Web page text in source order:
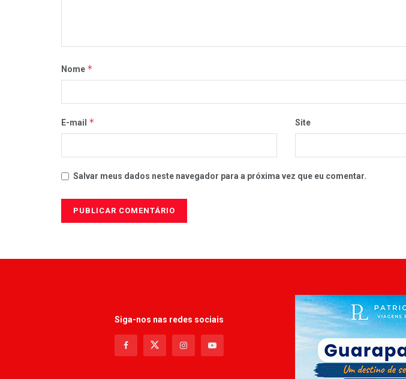
Nome *
E-mail * Site
Salvar meus dados neste navegador para a próxima vez que eu comentar.
Siga-nos nas redes sociais